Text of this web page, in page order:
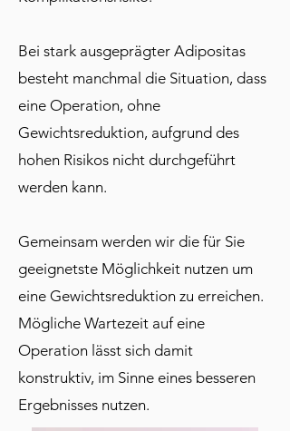
Bei stark ausgeprägter Adipositas
besteht manchmal die Situation, dass
eine Operation, ohne
Gewichtsreduktion, aufgrund des
hohen Risikos nicht durchgeführt
werden kann.
Gemeinsam werden wir die für Sie
geeignetste Möglichkeit nutzen um
eine Gewichtsreduktion zu erreichen.
Mögliche Wartezeit auf eine
Operation lässt sich damit
konstruktiv, im Sinne eines besseren
Ergebnisses nutzen.